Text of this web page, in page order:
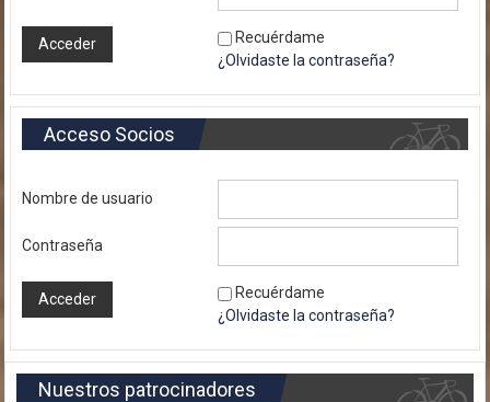
Recuérdame
¿Olvidaste la contraseña?
Acceso Socios
Nombre de usuario
Contraseña
Recuérdame
¿Olvidaste la contraseña?
Nuestros patrocinadores